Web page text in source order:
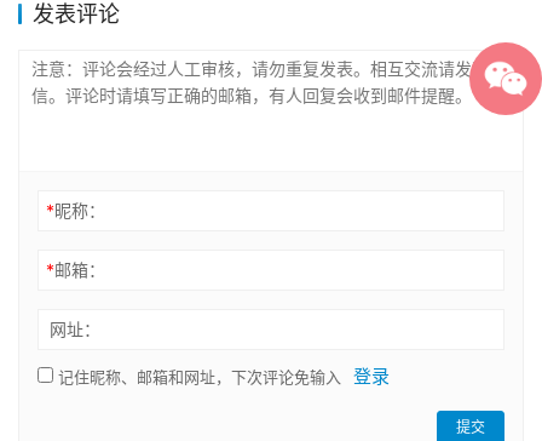
发表评论
*昵称：
*邮箱：
网址：
记住昵称、邮箱和网址，下次评论免输入 登录
提交